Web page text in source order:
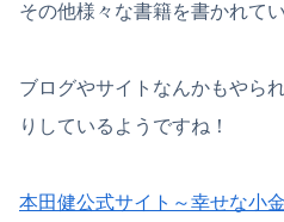
その他様々な書籍を書かれて
ブログやサイトなんかもやら
りしているようですね！
本田健公式サイト～幸せな小